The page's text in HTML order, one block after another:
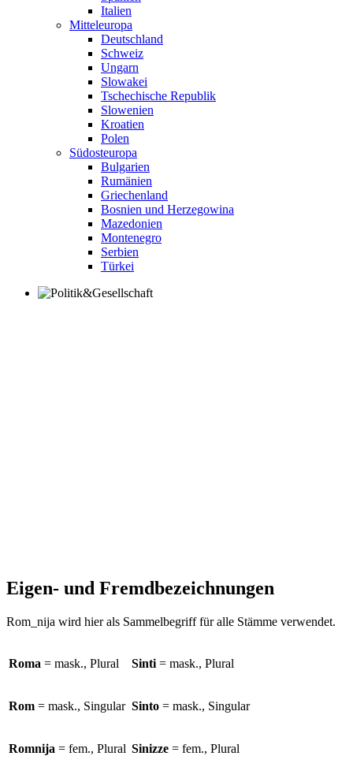
Italien
Mitteleuropa
Deutschland
Schweiz
Ungarn
Slowakei
Tschechische Republik
Slowenien
Kroatien
Polen
Südosteuropa
Bulgarien
Rumänien
Griechenland
Bosnien und Herzegowina
Mazedonien
Montenegro
Serbien
Türkei
Eigen- und Fremdbezeichnungen
Rom_nija wird hier als Sammelbegriff für alle Stämme verwendet.
Roma = mask., Plural Sinti = mask., Plural
Rom = mask., Singular Sinto = mask., Singular
Romnija = fem., Plural Sinizze = fem., Plural